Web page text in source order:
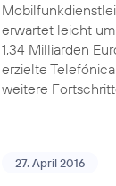
erwartet leicht um
1,34 Milliarden
erzielte
weitere
27. April 2016